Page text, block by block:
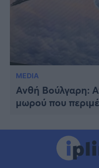
MEDIA
Ανθή Βούλγαρη:
μωρού που